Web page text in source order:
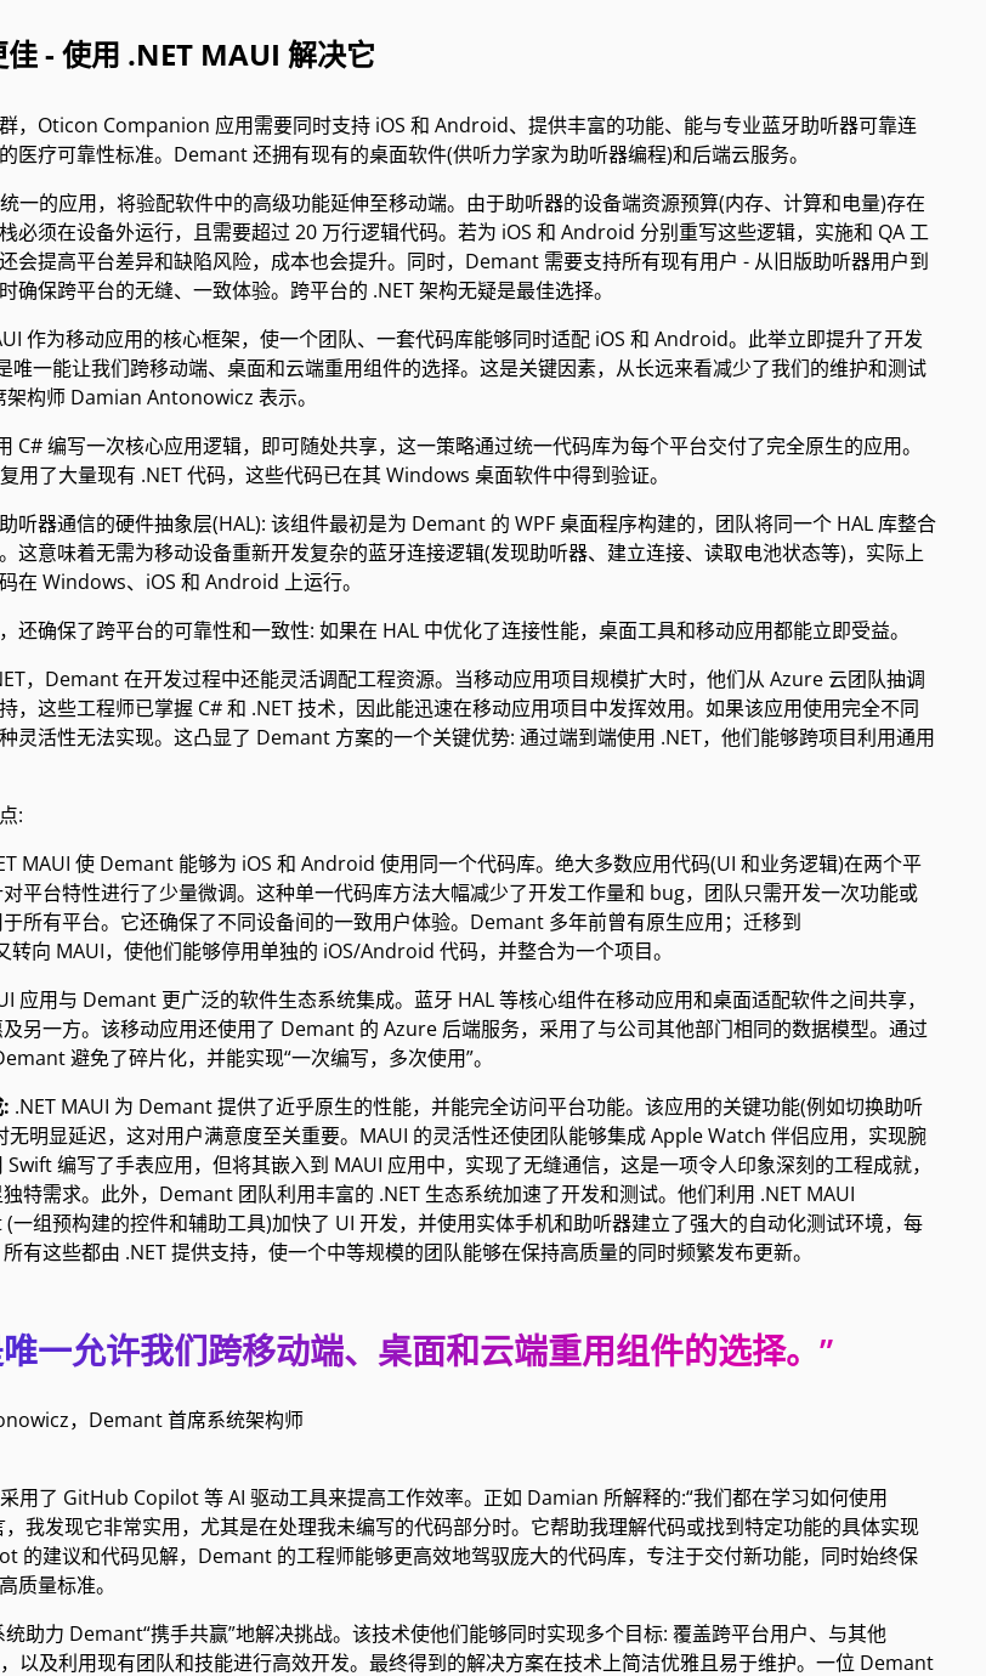
- 使用 .NET MAUI 解决它
，Oticon Companion 应用需要同时支持 iOS 和 Android、提供丰富的功能、能与专业蓝牙助听器可靠连
医疗可靠性标准。Demant 还拥有现有的桌面软件(供听力学家为助听器编程)和后端云服务。
一的应用，将验配软件中的高级功能延伸至移动端。由于助听器的设备端资源预算(内存、计算和电量)存在
必须在设备外运行，且需要超过 20 万行逻辑代码。若为 iOS 和 Android 分别重写这些逻辑，实施和 QA 工
会提高平台差异和缺陷风险，成本也会提升。同时，Demant 需要支持所有现有用户 - 从旧版助听器用户到
确保跨平台的无缝、一致体验。跨平台的 .NET 架构无疑是最佳选择。
作为移动应用的核心框架，使一个团队、一套代码库能够同时适配 iOS 和 Android。此举立即提升了开发
唯一能让我们跨移动端、桌面和云端重用组件的选择。这是关键因素，从长远来看减少了我们的维护和测试
构师 Damian Antonowicz 表示。
C# 编写一次核心应用逻辑，即可随处共享，这一策略通过统一代码库为每个平台交付了完全原生的应用。
用了大量现有 .NET 代码，这些代码已在其 Windows 桌面软件中得到验证。
听器通信的硬件抽象层(HAL): 该组件最初是为 Demant 的 WPF 桌面程序构建的，团队将同一个 HAL 库整合
这意味着无需为移动设备重新开发复杂的蓝牙连接逻辑(发现助听器、建立连接、读取电池状态等)，实际上
在 Windows、iOS 和 Android 上运行。
还确保了跨平台的可靠性和一致性: 如果在 HAL 中优化了连接性能，桌面工具和移动应用都能立即受益。
，Demant 在开发过程中还能灵活调配工程资源。当移动应用项目规模扩大时，他们从 Azure 云团队抽调
，这些工程师已掌握 C# 和 .NET 技术，因此能迅速在移动应用项目中发挥效用。如果该应用使用完全不同
灵活性无法实现。这凸显了 Demant 方案的一个关键优势: 通过端到端使用 .NET，他们能够跨项目利用通用
:
MAUI 使 Demant 能够为 iOS 和 Android 使用同一个代码库。绝大多数应用代码(UI 和业务逻辑)在两个平
平台特性进行了少量微调。这种单一代码库方法大幅减少了开发工作量和 bug，团队只需开发一次功能或
所有平台。它还确保了不同设备间的一致用户体验。Demant 多年前曾有原生应用；迁移到
向 MAUI，使他们能够停用单独的 iOS/Android 代码，并整合为一个项目。
应用与 Demant 更广泛的软件生态系统集成。蓝牙 HAL 等核心组件在移动应用和桌面适配软件之间共享，
另一方。该移动应用还使用了 Demant 的 Azure 后端服务，采用了与公司其他部门相同的数据模型。通过
避免了碎片化，并能实现“一次编写，多次使用”。
.NET MAUI 为 Demant 提供了近乎原生的性能，并能完全访问平台功能。该应用的关键功能(例如切换助听
无明显延迟，这对用户满意度至关重要。MAUI 的灵活性还使团队能够集成 Apple Watch 伴侣应用，实现腕
编写了手表应用，但将其嵌入到 MAUI 应用中，实现了无缝通信，这是一项令人印象深刻的工程成就，
特需求。此外，Demant 团队利用丰富的 .NET 生态系统加速了开发和测试。他们利用 .NET MAUI
组预构建的控件和辅助工具)加快了 UI 开发，并使用实体手机和助听器建立了强大的自动化测试环境，每
有这些都由 .NET 提供支持，使一个中等规模的团队能够在保持高质量的同时频繁发布更新。
一允许我们跨移动端、桌面和云端重用组件的选择。”
，Demant 首席系统架构师
用了 GitHub Copilot 等 AI 驱动工具来提高工作效率。正如 Damian 所解释的:“我们都在学习如何使用
我发现它非常实用，尤其是在处理我未编写的代码部分时。它帮助我理解代码或找到特定功能的具体实现
的建议和代码见解，Demant 的工程师能够更高效地驾驭庞大的代码库，专注于交付新功能，同时始终保
质量标准。
统助力 Demant“携手共赢”地解决挑战。该技术使他们能够同时实现多个目标: 覆盖跨平台用户、与其他
以及利用现有团队和技能进行高效开发。最终得到的解决方案在技术上简洁优雅且易于维护。一位 Demant